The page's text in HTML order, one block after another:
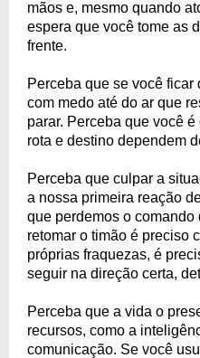
mãos e, mesmo quando
espera que você tome as
frente.
Perceba que se você
com medo até do ar que
parar. Perceba que você
rota e destino dependem
Perceba que culpar a
a nossa primeira reação
que perdemos o
retomar o timão é preciso
próprias fraquezas, é
seguir na direção certa,
Perceba que a vida o
recursos, como a
comunicação. Se você